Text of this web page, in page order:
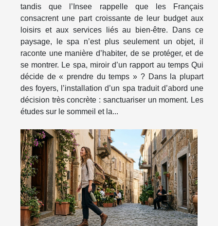
tandis que l’Insee rappelle que les Français
consacrent une part croissante de leur budget aux
loisirs et aux services liés au bien-être. Dans ce
paysage, le spa n’est plus seulement un objet, il
raconte une manière d’habiter, de se protéger, et de
se montrer. Le spa, miroir d’un rapport au temps Qui
décide de « prendre du temps » ? Dans la plupart
des foyers, l’installation d’un spa traduit d’abord une
décision très concrète : sanctuariser un moment. Les
études sur le sommeil et la...